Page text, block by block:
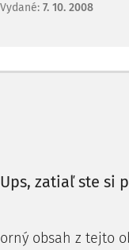
Vydané: 7. 10. 2008
Ups, zatiaľ ste si
obsah z tejto